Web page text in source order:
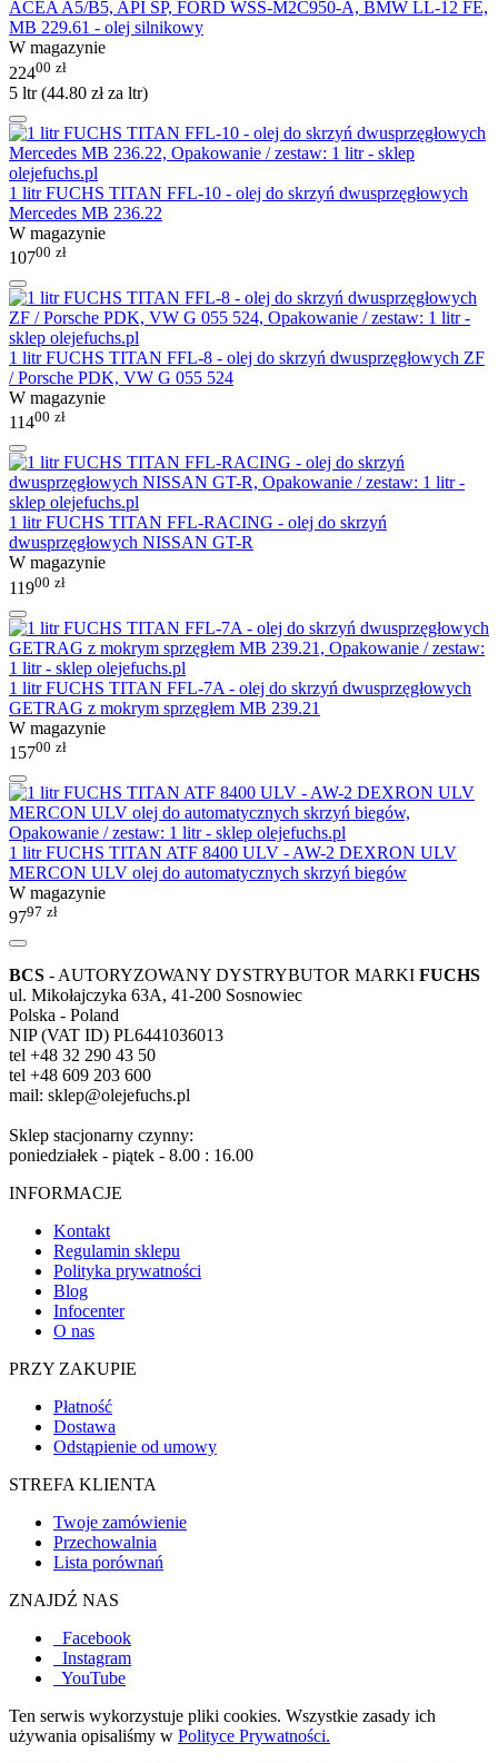
ACEA A5/B5, API SP, FORD WSS-M2C950-A, BMW LL-12 FE,
MB 229.61 - olej silnikowy
W magazynie
22400 zł
5 ltr (44.80 złza ltr)
1 litr FUCHS TITAN FFL-10 - olej do skrzyń dwusprzęgłowych
Mercedes MB 236.22
W magazynie
10700 zł
1 litr FUCHS TITAN FFL-8 - olej do skrzyń dwusprzęgłowych ZF
/ Porsche PDK, VW G 055 524
W magazynie
11400 zł
1 litr FUCHS TITAN FFL-RACING - olej do skrzyń
dwusprzęgłowych NISSAN GT-R
W magazynie
11900 zł
1 litr FUCHS TITAN FFL-7A - olej do skrzyń dwusprzęgłowych
GETRAG z mokrym sprzęgłem MB 239.21
W magazynie
15700 zł
1 litr FUCHS TITAN ATF 8400 ULV - AW-2 DEXRON ULV
MERCON ULV olej do automatycznych skrzyń biegów
W magazynie
9797 zł
BCS - AUTORYZOWANY DYSTRYBUTOR MARKI FUCHS
ul. Mikołajczyka 63A, 41-200 Sosnowiec
Polska - Poland
NIP (VAT ID) PL6441036013
tel +48 32 290 43 50
tel +48 609 203 600
mail: sklep@olejefuchs.pl
Sklep stacjonarny czynny:
poniedziałek - piątek - 8.00 : 16.00
INFORMACJE
Kontakt
Regulamin sklepu
Polityka prywatności
Blog
Infocenter
O nas
PRZY ZAKUPIE
Płatność
Dostawa
Odstąpienie od umowy
STREFA KLIENTA
Twoje zamówienie
Przechowalnia
Lista porównań
ZNAJDŹ NAS
Facebook
Instagram
YouTube
Ten serwis wykorzystuje pliki cookies. Wszystkie zasady ich
używania opisaliśmy w Polityce Prywatności.